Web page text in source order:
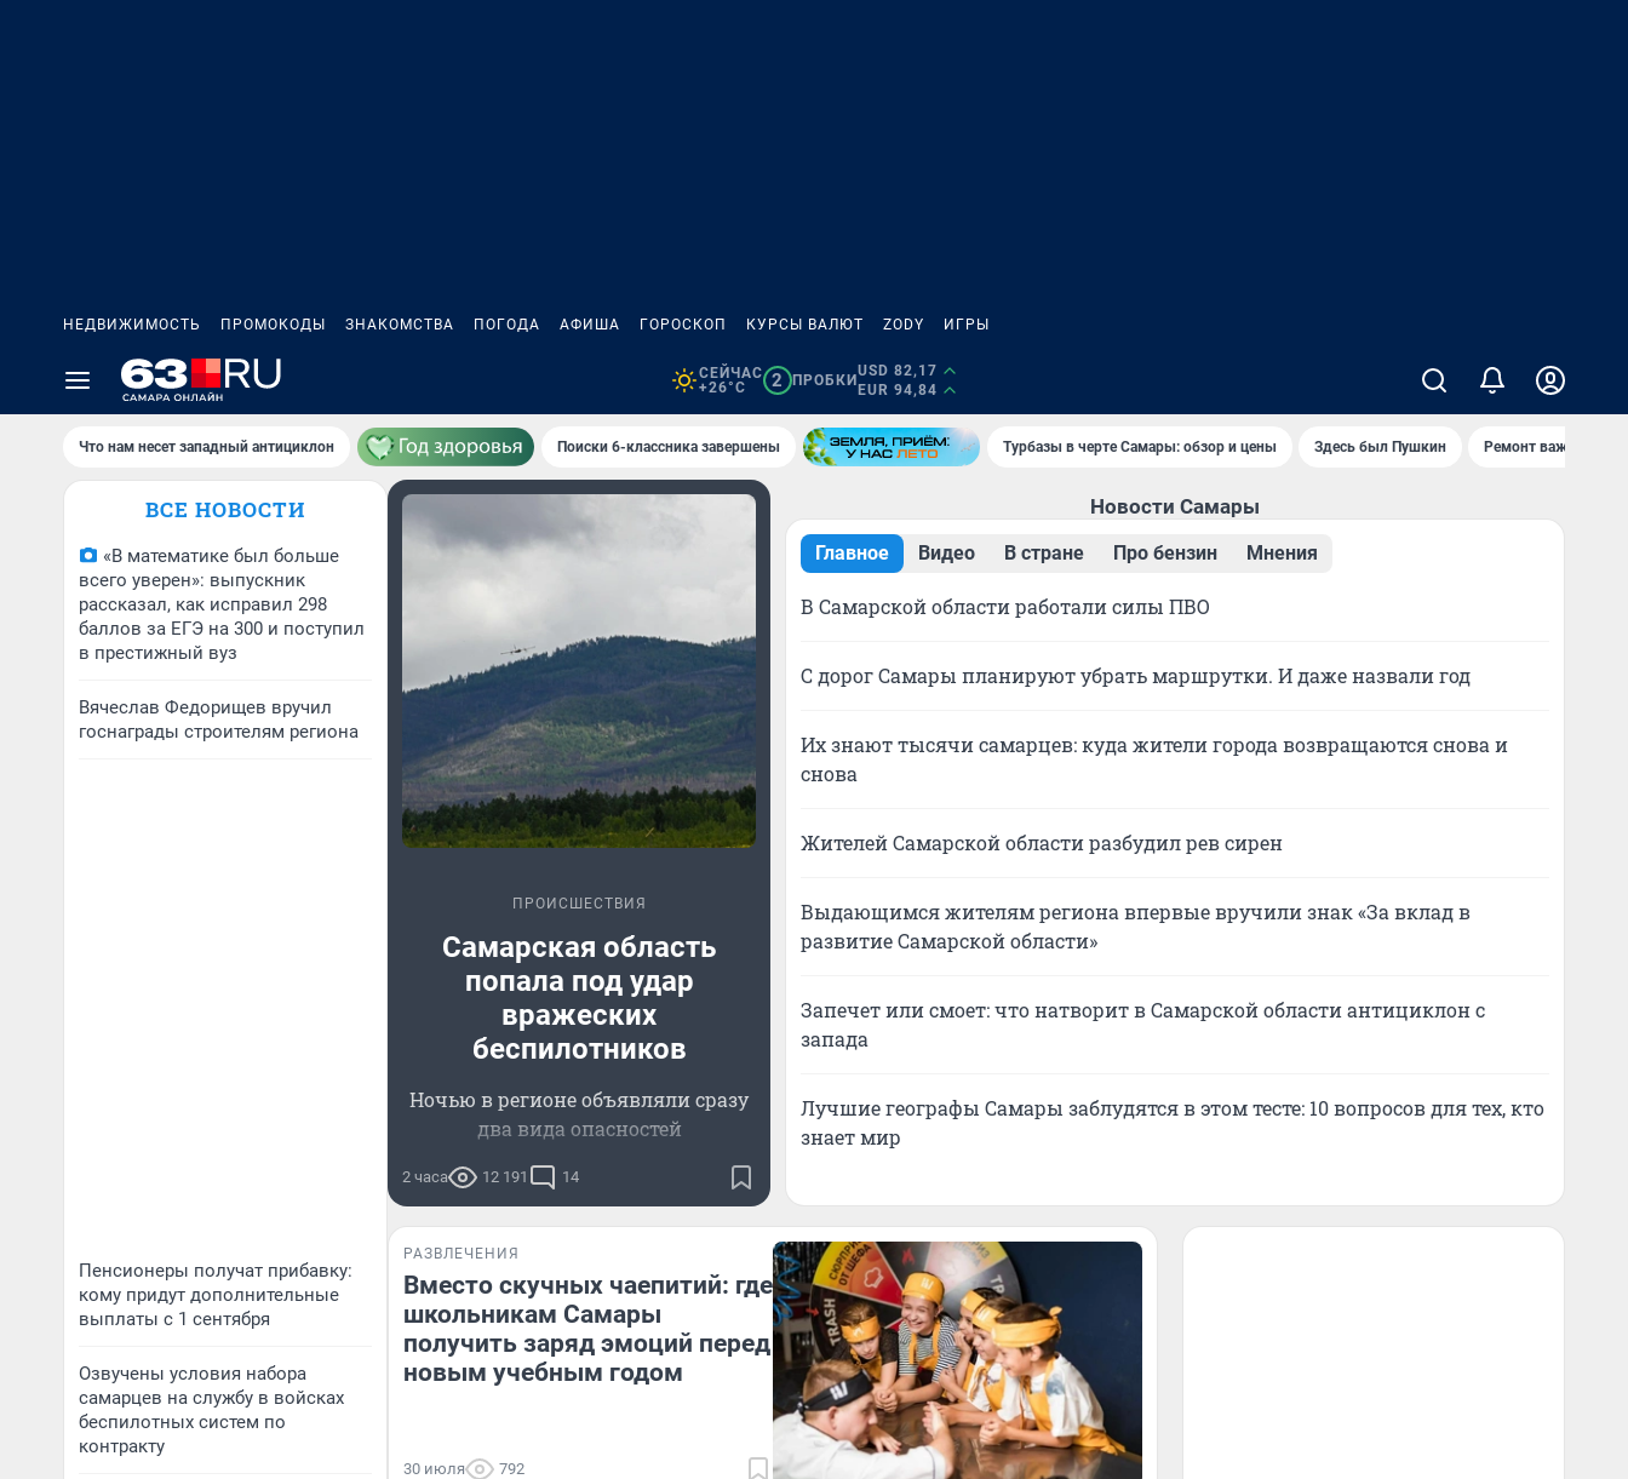
НЕДВИЖИМОСТЬ ПРОМОКОДЫ ЗНАКОМСТВА ПОГОДА АФИША ГОРОСКОП КУРСЫ ВАЛЮТ ZODY ИГРЫ
СЕЙЧАС
+26°C
2 ПРОБКИ
USD 82,17
EUR 94,84
Что нам несет западный антициклон Поиски 6-классника завершены Турбазы в черте Самары: обзор и цены Здесь был Пушкин Ремонт важного
ВСЕ НОВОСТИ
«В математике был больше
всего уверен»: выпускник
рассказал, как исправил 298
баллов за ЕГЭ на 300 и поступил
в престижный вуз
Вячеслав Федорищев вручил
госнаграды строителям региона
Пенсионеры получат прибавку:
кому придут дополнительные
выплаты с 1 сентября
Озвучены условия набора
самарцев на службу в войсках
беспилотных систем по
контракту
ПРОИСШЕСТВИЯ
Самарская область
попала под удар
вражеских
беспилотников
Ночью в регионе объявляли сразу
два вида опасностей
2 часа 12 191 14
Новости Самары
Главное Видео В стране Про бензин Мнения
В Самарской области работали силы ПВО
С дорог Самары планируют убрать маршрутки. И даже назвали год
Их знают тысячи самарцев: куда жители города возвращаются снова и
снова
Жителей Самарской области разбудил рев сирен
Выдающимся жителям региона впервые вручили знак «За вклад в
развитие Самарской области»
Запечет или смоет: что натворит в Самарской области антициклон с
запада
Лучшие географы Самары заблудятся в этом тесте: 10 вопросов для тех, кто
знает мир
РАЗВЛЕЧЕНИЯ
Вместо скучных чаепитий: где
школьникам Самары
получить заряд эмоций перед
новым учебным годом
30 июля 792